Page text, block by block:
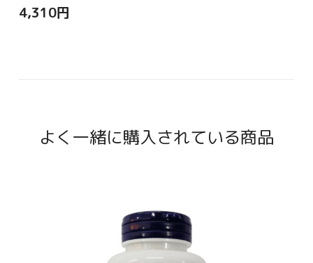
4,310円
よく一緒に購入されている商品